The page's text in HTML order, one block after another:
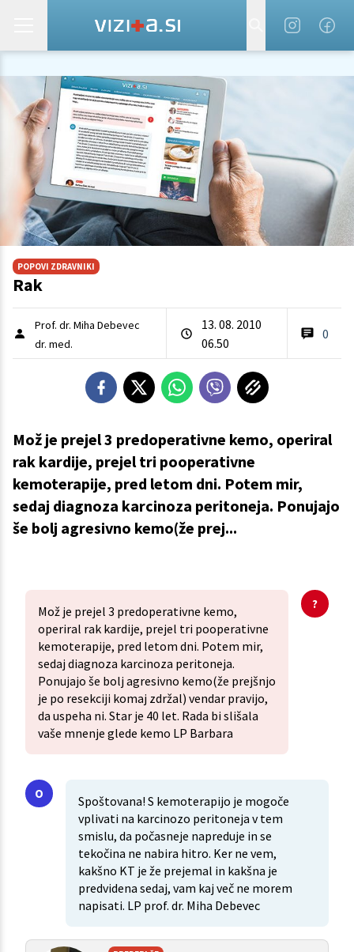
POPOVI ZDRAVNIKI
Rak
Prof. dr. Miha Debevec
dr. med.
13. 08. 2010
06.50
0
Mož je prejel 3 predoperativne kemo, operiral
rak kardije, prejel tri pooperativne
kemoterapije, pred letom dni. Potem mir,
sedaj diagnoza karcinoza peritoneja. Ponujajo
še bolj agresivno kemo(že prej...
Mož je prejel 3 predoperativne kemo,
operiral rak kardije, prejel tri pooperativne
kemoterapije, pred letom dni. Potem mir,
sedaj diagnoza karcinoza peritoneja.
Ponujajo še bolj agresivno kemo(že prejšnjo
je po resekciji komaj zdržal) vendar pravijo,
da uspeha ni. Star je 40 let. Rada bi slišala
vaše mnenje glede kemo LP Barbara
Spoštovana! S kemoterapijo je mogoče
vplivati na karcinozo peritoneja v tem
smislu, da počasneje napreduje in se
tekočina ne nabira hitro. Ker ne vem,
kakšno KT je že prejemal in kakšna je
predvidena sedaj, vam kaj več ne morem
napisati. LP prof. dr. Miha Debevec